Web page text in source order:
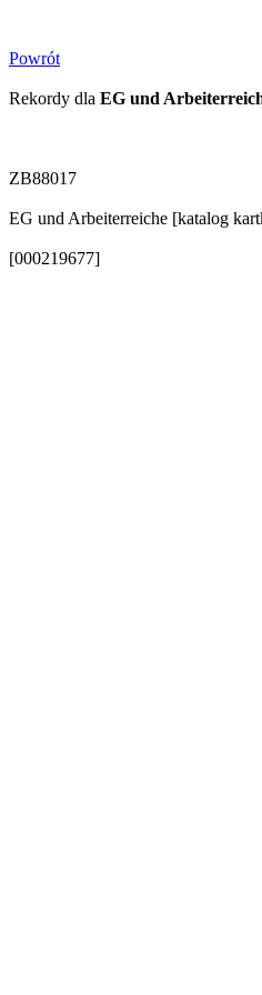
Powrót
Rekordy dla EG und
ZB88017
EG und Arbeiterreiche [katalog
[000219677]